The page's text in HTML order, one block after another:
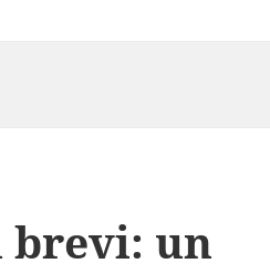
brevi: un